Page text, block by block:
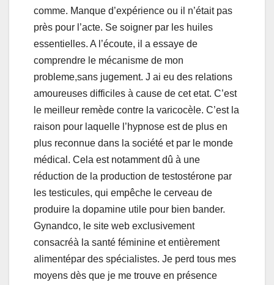
comme. Manque d’expérience ou il n’était pas
près pour l’acte. Se soigner par les huiles
essentielles. A l’écoute, il a essaye de
comprendre le mécanisme de mon
probleme,sans jugement. J ai eu des relations
amoureuses difficiles à cause de cet etat. C’est
le meilleur remède contre la varicocèle. C’est la
raison pour laquelle l’hypnose est de plus en
plus reconnue dans la société et par le monde
médical. Cela est notamment dû à une
réduction de la production de testostérone par
les testicules, qui empêche le cerveau de
produire la dopamine utile pour bien bander.
Gynandco, le site web exclusivement
consacréà la santé féminine et entièrement
alimentépar des spécialistes. Je perd tous mes
moyens dès que je me trouve en présence